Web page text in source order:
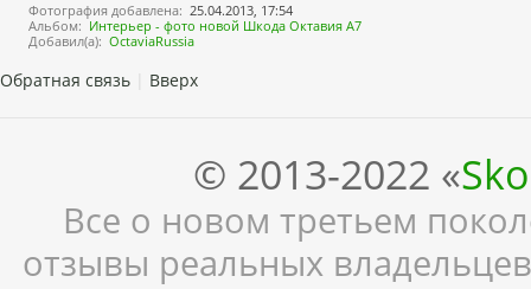
Фотография добавлена 25.04.2013, 17:54
Альбом
Интерьер - фото новой Шкода Октавия А7
Добавил(а) OctaviaRussia
Обратная связь Вверх
© 2013-2022 «
Все о новом третьем
отзывы реальных